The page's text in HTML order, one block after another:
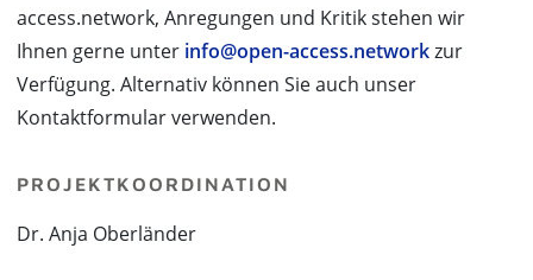
access.network, Anregungen und Kritik stehen wir
Ihnen gerne unter info@open-access.networkzur
Verfügung. Alternativ können Sie auch unser
Kontaktformular verwenden.
PROJEKTKOORDINATION
Dr. Anja Oberländer